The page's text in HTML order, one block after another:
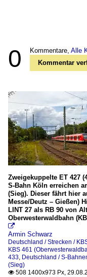
0 Kommentare, Alle
Kommentar
Zweigekuppelte ET 427
S-Bahn Köln erreichen
(Sieg). Dieser fährt hier
Messe/Deutz – Gießen)
LINT 27 als RB 90 von
Oberwesterwaldbahn

Armin Schwarz
Deutschland / Strecken /
KBS 461
433, Deutschland / S-
(Sieg)
 508 1400x973 Px,